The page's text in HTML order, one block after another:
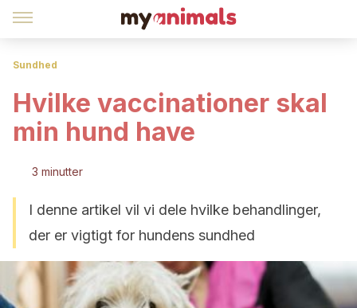
Sundhed
Hvilke vaccinationer skal
min hund have
3 minutter
I denne artikel vil vi dele hvilke behandlinger,
der er vigtigt for hundens sundhed